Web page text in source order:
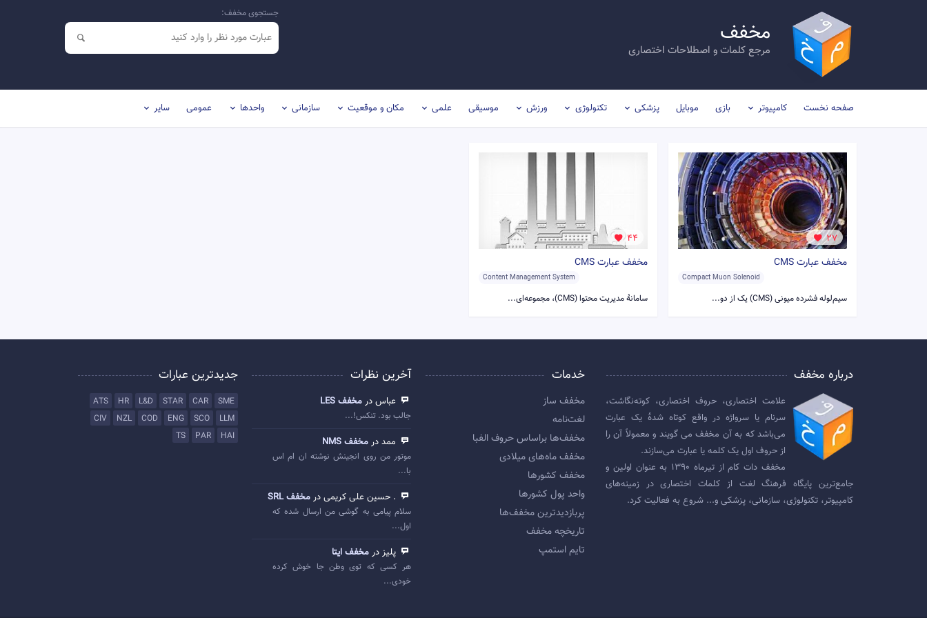
مخفف
مرجع کلمات و اصطلاحات اختصاری
جستجوی مخفف:
صفحه نخست کامپیوتر بازی موبایل پزشکی تکنولوژی ورزش موسیقی علمی مکان و موقعیت سازمانی واحدها عمومی سایر
27
مخفف عبارت CMS
Compact Muon Solenoid
سیم‌لوله فشرده میونی (CMS)‏ یک از دو...
44
مخفف عبارت CMS
Content Management System
سامانهٔ مدیریت محتوا (CMS)، مجموعه‌ای...
درباره مخفف
علامت اختصاری، حروف اختصاری، کوته‌نگاشت،
سرنام یا سرواژه در واقع کوتاه شدهٔ یک عبارت
می‌باشد که به آن مخفف می گویند و معمولاً آن را
از حروف اول یک کلمه یا عبارت می‌سازند.
مخفف دات کام از تیرماه ۱۳۹۰ به عنوان اولین و
جامع‌ترین پایگاه فرهنگ لغت از کلمات اختصاری در زمینه‌های
کامپیوتر، تکنولوژی، سازمانی، پزشکی و... شروع به فعالیت کرد.
خدمات
مخفف ساز
لغت‌نامه
مخفف‌ها براساس حروف الفبا
مخفف ماه‌های میلادی
مخفف کشورها
واحد پول کشورها
پربازديدترين مخفف‌ها
تاريخچه مخفف
تایم استمپ
آخرین نظرات
عباس در مخفف LES
جالب بود. تنکس!...
ممد در مخفف NMS
موتور من روی انجینش نوشته ان ام اس
با...
. حسین علی کریمی در مخفف SRL
سلام پیامی به گوشی من ارسال شده که
اول...
پلیز در مخفف ایتا
هر کسی که توی وطن جا خوش کرده
خودی...
جدیدترین عبارات
SME
CAR
STAR
L&D
HR
ATS
LLM
SCO
ENG
COD
NZL
CIV
HAI
PAR
TS